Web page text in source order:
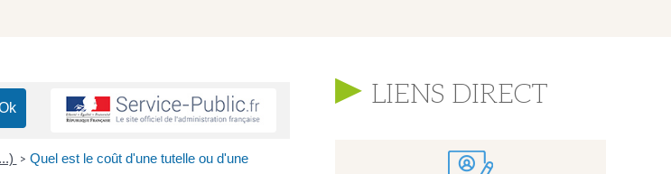
> Quel est le coût d'une tutelle ou d'une
LIENS DIRECT